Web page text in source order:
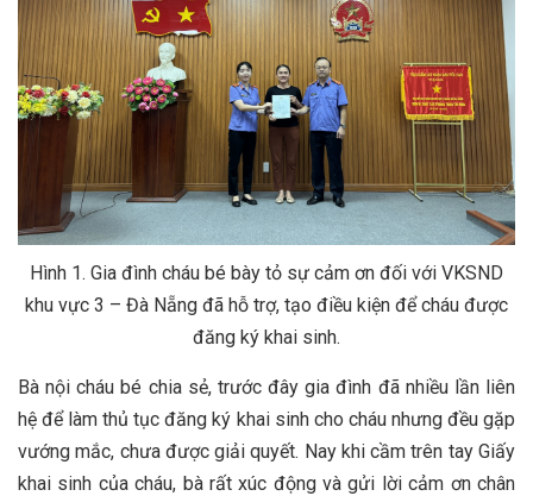
Hình 1. Gia đình cháu bé bày tỏ sự cảm ơn đối với VKSND
khu vực 3 – Đà Nẵng đã hỗ trợ, tạo điều kiện để cháu được
đăng ký khai sinh.
Bà nội cháu bé chia sẻ, trước đây gia đình đã nhiều lần liên
hệ để làm thủ tục đăng ký khai sinh cho cháu nhưng đều gặp
vướng mắc, chưa được giải quyết. Nay khi cầm trên tay Giấy
khai sinh của cháu, bà rất xúc động và gửi lời cảm ơn chân